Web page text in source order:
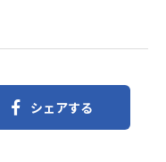
シェアする